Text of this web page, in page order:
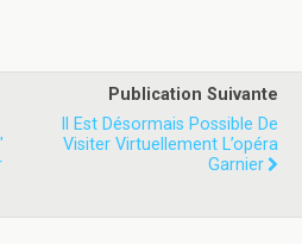
Publication Suivante
Il Est Désormais Possible De
Visiter Virtuellement L’opéra
Garnier